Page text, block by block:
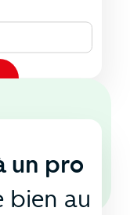
un pro
bien au